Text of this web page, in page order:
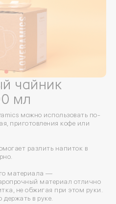
чайник
мл
можно использовать по-
приготовления кофе или
разлить напиток в
материала —
материал отлично
не обжигая при этом руки.
в руке.